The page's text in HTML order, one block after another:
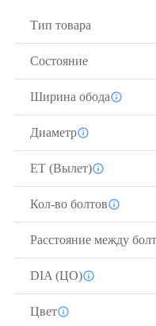
Тип товара
Состояние
Ширина обода
Диаметр
ЕТ (Вылет)
Кол-во болтов
Расстояние между
DIA (ЦО)
Цвет